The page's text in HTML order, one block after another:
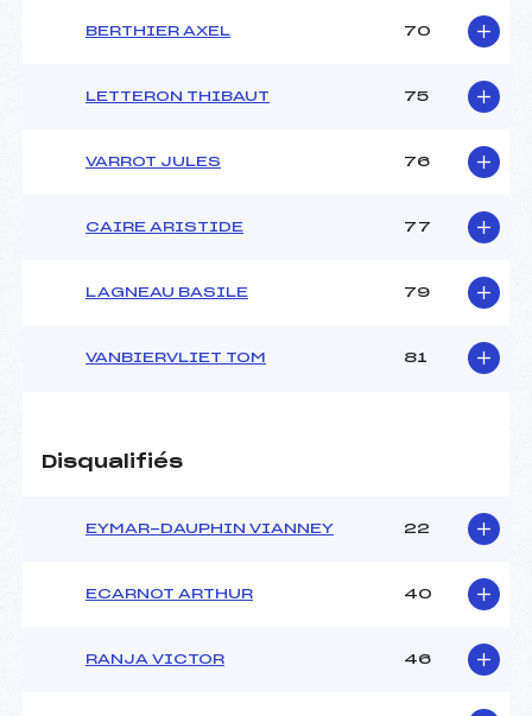
BERTHIER AXEL 70
LETTERON THIBAUT 75
VARROT JULES 76
CAIRE ARISTIDE 77
LAGNEAU BASILE 79
VANBIERVLIET TOM 81
Disqualifiés
EYMAR-DAUPHIN VIANNEY 22
ECARNOT ARTHUR 40
RANJA VICTOR 46